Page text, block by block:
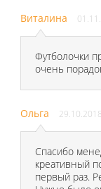
Виталина
Футболочки
очень
Ольга 29.10.2018
Спасибо
креативный
первый раз.